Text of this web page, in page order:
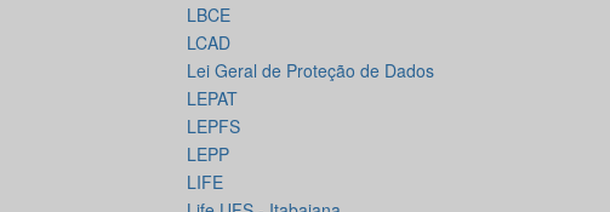
LBCE
LCAD
Lei Geral de Proteção de Dados
LEPAT
LEPFS
LEPP
LIFE